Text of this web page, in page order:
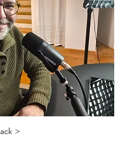
< Back